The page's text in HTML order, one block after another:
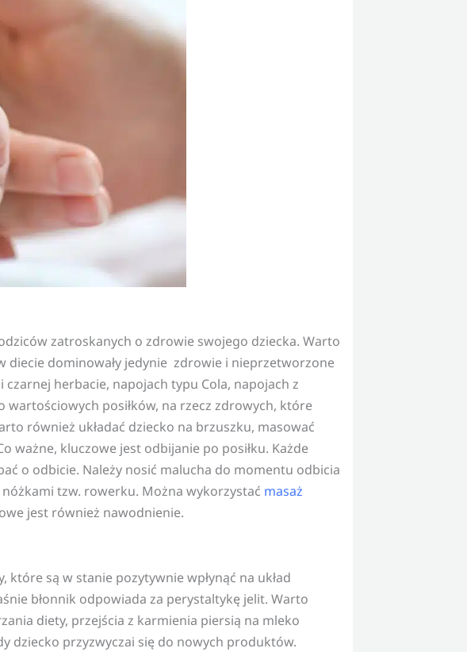
zatroskanych o zdrowie swojego dziecka. Warto
diecie dominowały jedynie zdrowie i nieprzetworzone
herbacie, napojach typu Cola, napojach z
wartościowych posiłków, na rzecz zdrowych, które
również układać dziecko na brzuszku, masować
ważne, kluczowe jest odbijanie po posiłku. Każde
o odbicie. Należy nosić malucha do momentu odbicia
tzw. rowerku. Można wykorzystać masaż
jest również nawodnienie.
są w stanie pozytywnie wpłynąć na układ
błonnik odpowiada za perystaltykę jelit. Warto
diety, przejścia z karmienia piersią na mleko
dziecko przyzwyczai się do nowych produktów.